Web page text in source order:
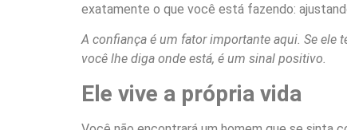
exatamente o que você está fazendo:
A confiança é um fator importante aqui. Se ele
você lhe diga onde está, é um sinal positivo.
Ele vive a própria vida